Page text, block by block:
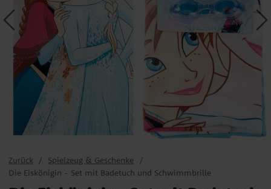
Zurück
Spielzeug & Geschenke
Die Eiskönigin - Set mit Badetuch und Schwimmbrille